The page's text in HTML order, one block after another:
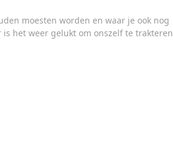
moesten worden en waar je ook nog
het weer gelukt om onszelf te trakteren